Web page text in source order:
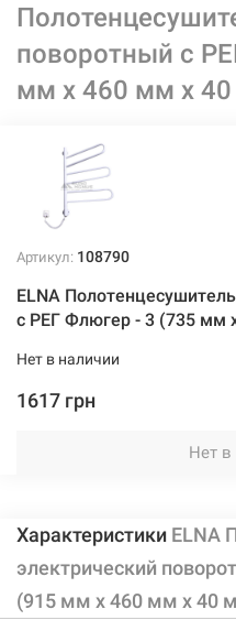
поворотный с
мм х 460 мм х
Артикул: 108790
ELNA
с РЕГ Флюгер - 3 (735 мм
Нет в наличии
1617 грн
Нет в
Характеристики ELNA
электрический
(915 мм х 460 мм х 40